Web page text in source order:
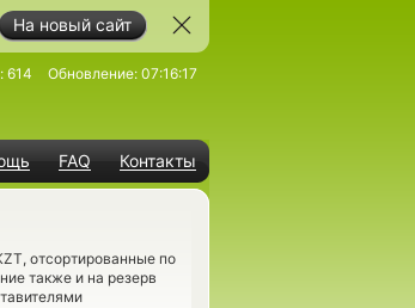
На новый сайт
FAQ Контакты
614 Обновление: 07:16:17
отсортированные по
также и на резерв